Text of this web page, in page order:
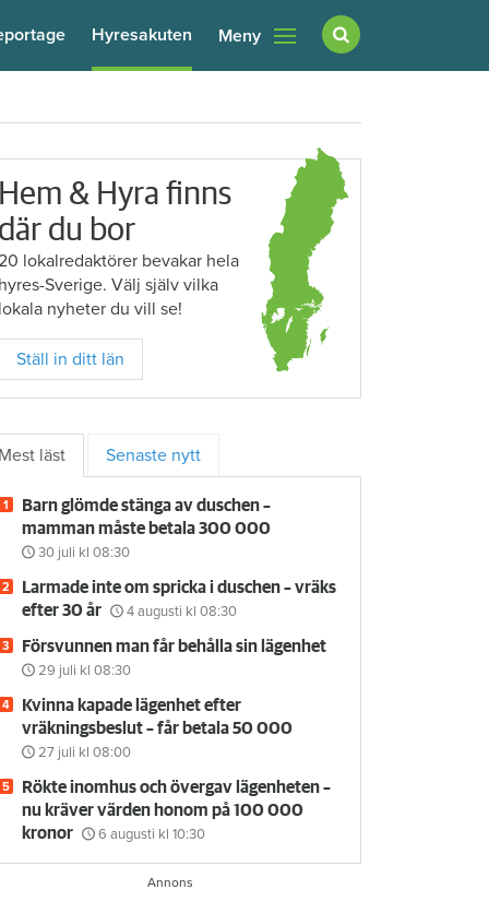
Hyresakuten Meny
Hem & Hyra finns
där du bor
lokalredaktörer bevakar hela
hyres-Sverige. Välj själv vilka
lokala nyheter du vill se!
Ställ in ditt län
Mest läst Senaste nytt
Barn glömde stänga av duschen –
mamman måste betala 300 000
30 juli kl 08:30
Larmade inte om spricka i duschen – vräks
efter 30 år
4 augusti kl 08:30
Försvunnen man får behålla sin lägenhet
29 juli kl 08:30
Kvinna kapade lägenhet efter
vräkningsbeslut – får betala 50 000
27 juli kl 08:00
Rökte inomhus och övergav lägenheten –
nu kräver värden honom på 100 000
kronor
6 augusti kl 10:30